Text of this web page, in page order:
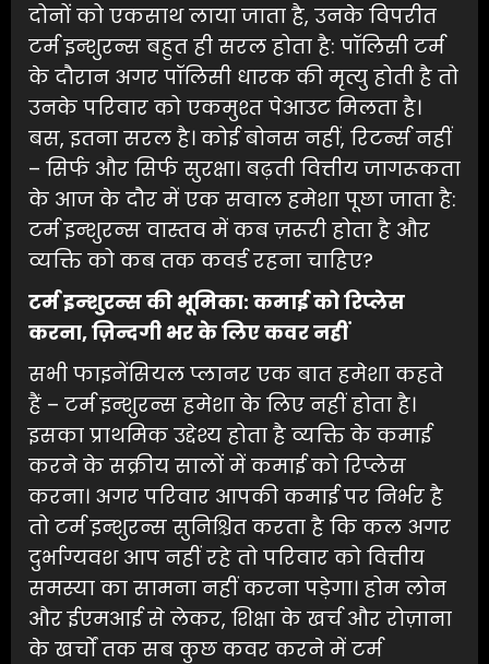
दोनों को एकसाथ लाया जाता है, उनके विपरीत
टर्म इन्शुरन्स बहुत ही सरल होता है: पॉलिसी टर्म
के दौरान अगर पॉलिसी धारक की मृत्यु होती है तो
उनके परिवार को एकमुश्त पेआउट मिलता है।
बस, इतना सरल है। कोई बोनस नहीं, रिटर्न्स नहीं
– सिर्फ और सिर्फ सुरक्षा। बढ़ती वित्तीय जागरूकता
के आज के दौर में एक सवाल हमेशा पूछा जाता है:
टर्म इन्शुरन्स वास्तव में कब ज़रूरी होता है और
व्यक्ति को कब तक कवर्ड रहना चाहिए?
टर्मइन्शुरन्सकी भूमिका: कमाईकोरिप्लेस
करना,ज़िन्दगी भरकेलिएकवरनहीं
सभी फाइनेंसियल प्लानर एक बात हमेशा कहते
हैं – टर्म इन्शुरन्स हमेशा के लिए नहीं होता है।
इसका प्राथमिक उद्देश्य होता है व्यक्ति के कमाई
करने के सक्रीय सालों में कमाई को रिप्लेस
करना। अगर परिवार आपकी कमाई पर निर्भर है
तो टर्म इन्शुरन्स सुनिश्चित करता है कि कल अगर
दुर्भाग्यवश आप नहीं रहे तो परिवार को वित्तीय
समस्या का सामना नहीं करना पड़ेगा। होम लोन
और ईएमआई से लेकर, शिक्षा के खर्च और रोज़ाना
के खर्चों तक सब कुछ कवर करने में टर्म